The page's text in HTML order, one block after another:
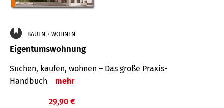
BAUEN + WOHNEN
Eigentumswohnung
Suchen, kaufen, wohnen – Das große Praxis-
Handbuch
mehr
29,90 €